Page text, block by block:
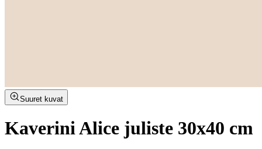
Suuret kuvat
Kaverini Alice juliste 30x40 cm